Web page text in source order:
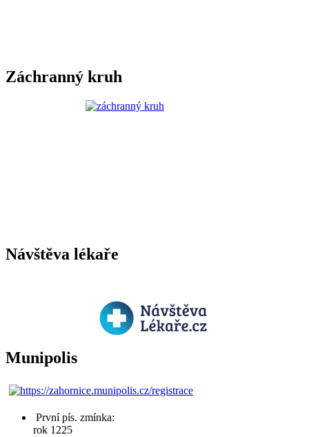
Záchranný kruh
Návštěva lékaře
Munipolis
První pís. zmínka:
rok 1225